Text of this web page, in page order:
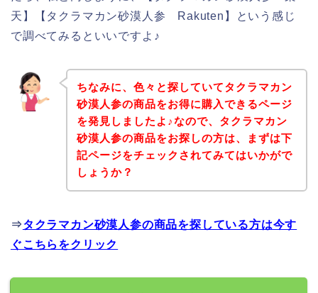
天】【タクラマカン砂漠人参 Rakuten】という感じ
で調べてみるといいですよ♪
ちなみに、色々と探していてタクラマカン
砂漠人参の商品をお得に購入できるページ
を発見しましたよ♪なので、タクラマカン
砂漠人参の商品をお探しの方は、まずは下
記ページをチェックされてみてはいかがで
しょうか？
⇒タクラマカン砂漠人参の商品を探している方は今す
ぐこちらをクリック